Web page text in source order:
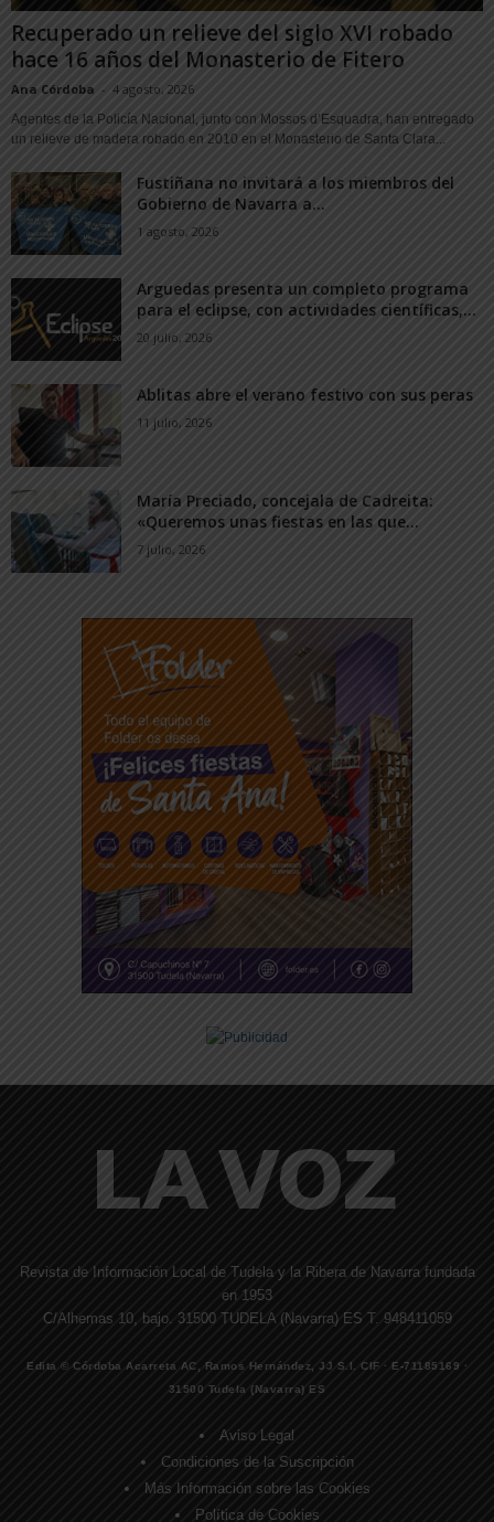
Recuperado un relieve del siglo XVI robado
hace 16 años del Monasterio de Fitero
Ana Córdoba - 4 agosto, 2026
Agentes de la Policía Nacional, junto con Mossos d’Esquadra, han entregado
un relieve de madera robado en 2010 en el Monasterio de Santa Clara...
Fustiñana no invitará a los miembros del
Gobierno de Navarra a...
1 agosto, 2026
Arguedas presenta un completo programa
para el eclipse, con actividades científicas,...
20 julio, 2026
Ablitas abre el verano festivo con sus peras
11 julio, 2026
María Preciado, concejala de Cadreita:
«Queremos unas fiestas en las que...
7 julio, 2026
Revista de Información Local de Tudela y la Ribera de Navarra fundada
en 1953
C/Alhemas 10, bajo. 31500 TUDELA (Navarra) ES T. 948411059
Edita © Córdoba Acarreta AC, Ramos Hernández, JJ S.I. CIF · E-71185169 ·
31500 Tudela (Navarra) ES
Aviso Legal
Condiciones de la Suscripción
Más Información sobre las Cookies
Política de Cookies